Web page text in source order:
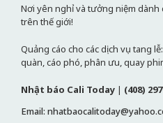
Nơi yên nghỉ và tưởng niệm dành
trên thế giới!
Quảng cáo cho các dịch vụ tang
quàn, cáo phó, phân ưu, quay
Nhật báo Cali Today | (408)
Email: